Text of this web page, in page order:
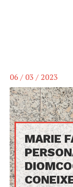
06 / 03 / 2023
MARIE